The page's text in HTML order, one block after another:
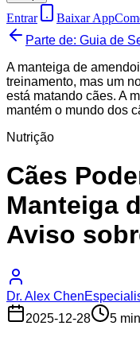
Entrar Baixar App
Parte de: Guia de
A manteiga de
treinamento, mas um
está matando cães. A
mantém o mundo dos
Nutrição
Cães
Manteiga
Aviso
Dr. Alex Chen
2025-12-28
5